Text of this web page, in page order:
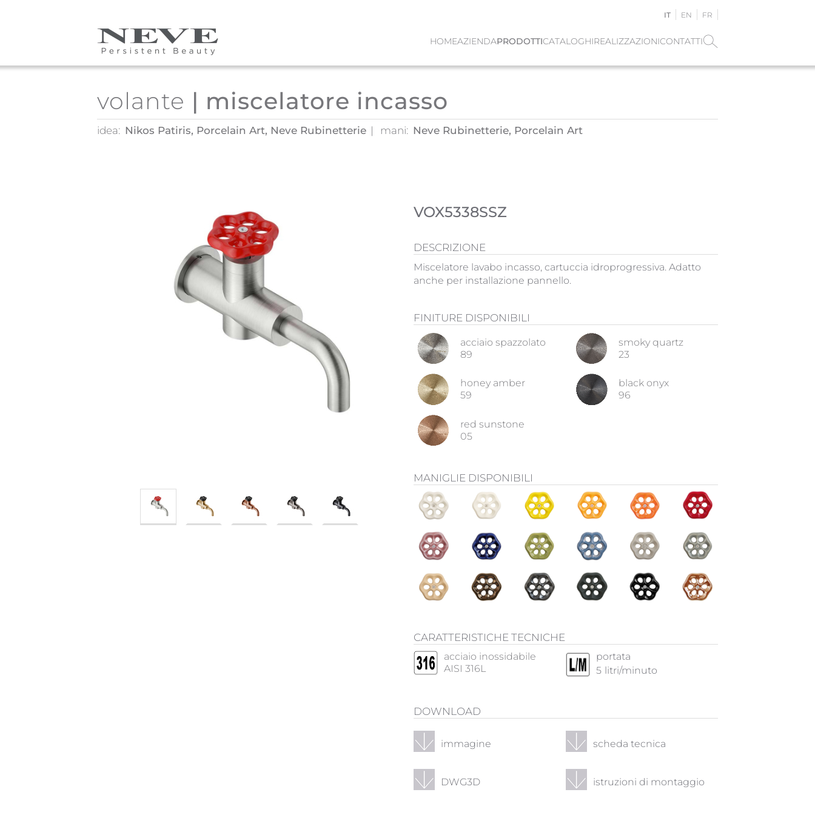
Skip to main content
IT EN FR
HOMEAZIENDAPRODOTTICATALOGHIREALIZZAZIONICONTATTI
volante | miscelatore incasso
idea: Nikos Patiris, Porcelain Art, Neve Rubinetterie mani: Neve Rubinetterie, Porcelain Art
VOX5338SSZ
DESCRIZIONE
Miscelatore lavabo incasso, cartuccia idroprogressiva. Adatto
anche per installazione pannello.
FINITURE DISPONIBILI
acciaio spazzolato
89
smoky quartz
23
honey amber
59
black onyx
96
red sunstone
05
MANIGLIE DISPONIBILI
CARATTERISTICHE TECNICHE
acciaio inossidabile
AISI 316L
portata
5 litri/minuto
DOWNLOAD
immagine scheda tecnica
DWG3D istruzioni di montaggio